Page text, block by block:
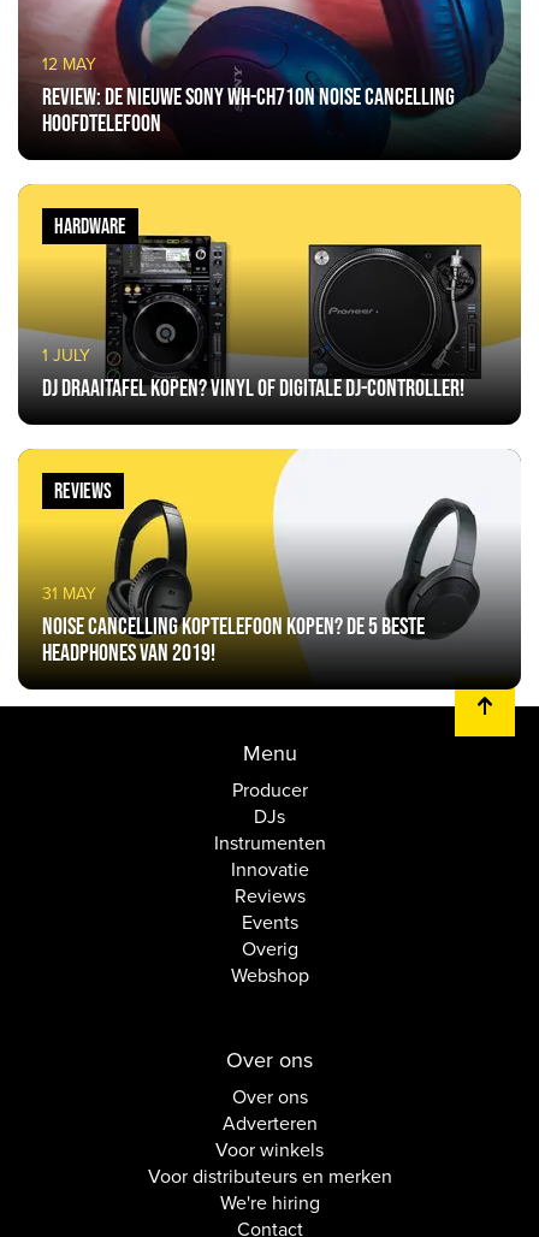
12 MAY
Review: De nieuwe Sony WH-CH710N Noise Cancelling
Hoofdtelefoon
1 JULY
DJ Draaitafel kopen? Vinyl of digitale dj-controller!
HARDWARE
31 MAY
Noise cancelling koptelefoon kopen? De 5 beste
headphones van 2019!
REVIEWS
Menu
Producer
DJs
Instrumenten
Innovatie
Reviews
Events
Overig
Webshop
Over ons
Over ons
Adverteren
Voor winkels
Voor distributeurs en merken
We're hiring
Contact